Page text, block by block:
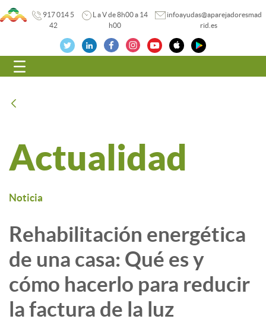
917 014 5
42
L a V de 8h00 a 14
h00
infoayudas@aparejadoresmad
rid.es
Navegación
Actualidad
Noticia
Rehabilitación energética
de una casa: Qué es y
cómo hacerlo para reducir
la factura de la luz